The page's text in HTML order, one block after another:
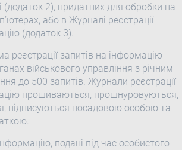
(додаток 2), придатних для обробки на
або в Журналі реєстрації
(додаток 3).
реєстрації запитів на інформацію
військового управління з річним
до 500 запитів. Журнали реєстрації
прошиваються, прошнуровуються,
підписуються посадовою особою та
подані під час особистого